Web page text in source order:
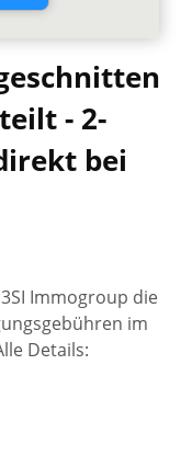
- 2-
bei
Immogroup die
im
Details: